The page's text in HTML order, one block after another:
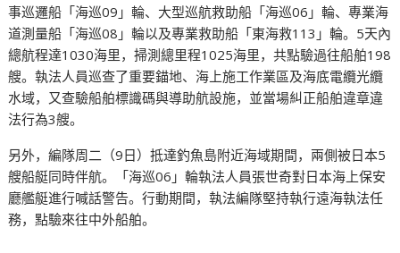
事巡邏船「海巡09」輪、大型巡航救助船「海巡06」輪、專業海
道測量船「海巡08」輪以及專業救助船「東海救113」輪。5天內
總航程達1030海里，掃測總里程1025海里，共點驗過往船舶198
艘。執法人員巡查了重要錨地、海上施工作業區及海底電纜光纜
水域，又查驗船舶標識碼與導助航設施，並當場糾正船舶違章違
法行為3艘。
另外，編隊周二（9日）抵達釣魚島附近海域期間，兩側被日本5
艘船艇同時伴航。「海巡06」輪執法人員張世奇對日本海上保安
廳艦艇進行喊話警告。行動期間，執法編隊堅持執行遠海執法任
務，點驗來往中外船舶。